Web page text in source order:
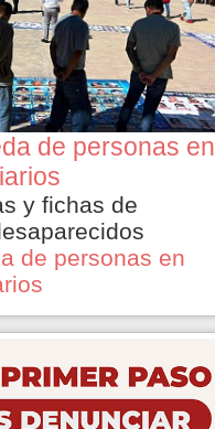
de personas en
y fichas de
de personas en